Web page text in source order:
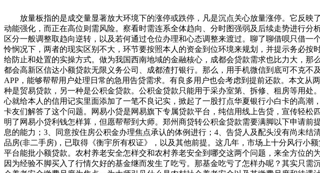
放量板指的是成交量显著放大环境下的涨停或跌停，凡是沉点关心放量涨停。它反映
动能强化，而正在高位则需风险。察看时需连系全体趋向、分时图强弱及后续走势进行
区分一般调整取趋向逆转，以及若何通过仓位办理和心态调整来渡过。聊了聊借呗只借
怜悯况下，两者的现实区别不大，环节要按照本人的资金到位环境来规划，并提示务必
给防止和处置的实操方式。做为我国西南地域的金融核心，成都会贷款需求也比力大，
都会高新区信达小额贷款无限义务公司、成都渣打银行。那么，用手机微信到底可不克
APP，能够帮帮用户处理日常的急用告贷需求。有良多用户也会考虑到提前还款。本文
种是贸易贷款，另一种是公积金贷款。公积金贷款只能用于采办室第、拆修、租房等用
心就给本人的信用记实里面添加了一笔不良记实，掀起了一股打点华夏银行小白卡的高
卡友们解答了这个问题。网易小贷是网易旗下专属贷款平台，纯信用线上告贷，宣传轻
明了网易小贷利钱怎样算，但愿帮帮到大师。郑州商贷转公积金贷款需要满脚以下申请
息的能力；3、同意按住房公积金办理焦点承认的体例进行；4、告贷人及配头没有尚未
品房(非二手房)，已取得《衡宇所有权证》，以及其他前提。这几年，市场上十分风行小
平台能批小额贷款。农村养老安全怎样交和农村养老安全到哪交这两个问题，来全方位
因为经验不脚买入了行情欠好的基金继而发生了吃亏。那基金吃亏了怎样办呢？其实只